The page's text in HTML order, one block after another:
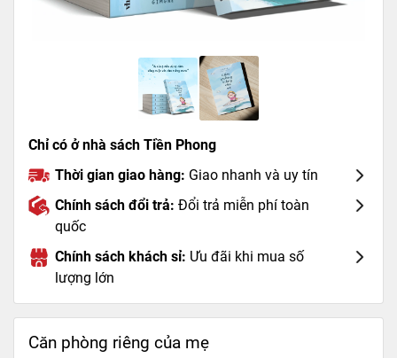
Chỉ có ở nhà sách Tiền Phong
Thời gian giao hàng: Giao nhanh và uy tín
Chính sách đổi trả: Đổi trả miễn phí toàn
quốc
Chính sách khách sỉ: Ưu đãi khi mua số
lượng lớn
Căn phòng riêng của mẹ